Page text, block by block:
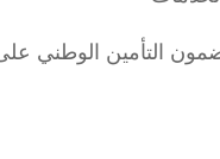
التأمين الوطني